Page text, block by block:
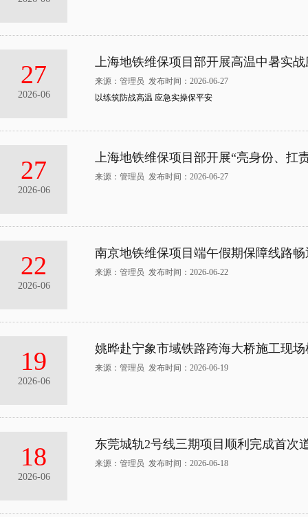
27
2026-06
上海地铁维保项目部开展高温中暑实
来源：管理员 发布时间：2026-06-27
以练筑防战高温 应急实操保平安
27
2026-06
上海地铁维保项目部开展“亮身份、扛
来源：管理员 发布时间：2026-06-27
22
2026-06
南京地铁维保项目端午假期保障线路畅
来源：管理员 发布时间：2026-06-22
19
2026-06
姚晔赴宁象市域铁路跨海大桥施工现
来源：管理员 发布时间：2026-06-19
18
2026-06
东莞城轨2号线三期项目顺利完成首次
来源：管理员 发布时间：2026-06-18